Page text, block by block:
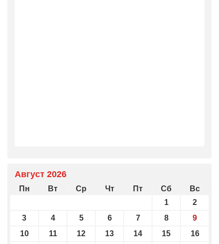
Август 2026
Пн Вт Ср Чт Пт Сб
Вс
1
2
3
4 5 6 7 8
9
10
11 12 13 14 15
16